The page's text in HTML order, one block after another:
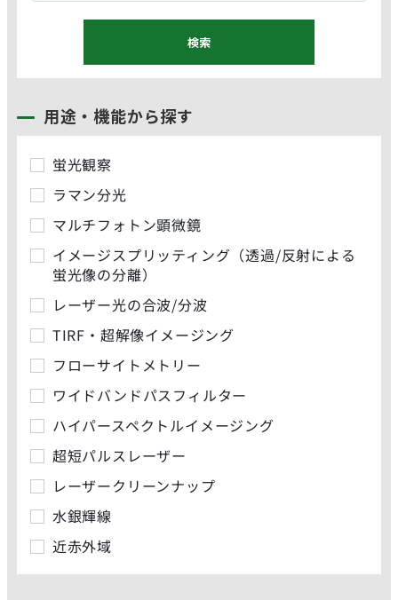
用途・機能から探す
蛍光観察
ラマン分光
マルチフォトン顕微鏡
イメージスプリッティング（透過/反射による
蛍光像の分離）
レーザー光の合波/分波
TIRF・超解像イメージング
フローサイトメトリー
ワイドバンドパスフィルター
ハイパースペクトルイメージング
超短パルスレーザー
レーザークリーンナップ
水銀輝線
近赤外域